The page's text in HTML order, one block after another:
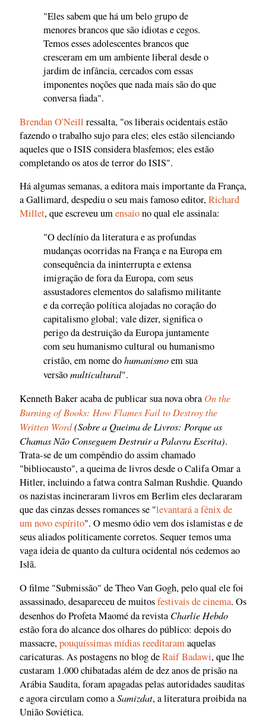
"Eles sabem que há um belo grupo de
menores brancos que são idiotas e cegos.
Temos esses adolescentes brancos que
cresceram em um ambiente liberal desde o
jardim de infância, cercados com essas
imponentes noções que nada mais são do que
conversa fiada".
Brendan O'Neill ressalta, "os liberais ocidentais estão
fazendo o trabalho sujo para eles; eles estão silenciando
aqueles que o ISIS considera blasfemos; eles estão
completando os atos de terror do ISIS".
Há algumas semanas, a editora mais importante da França,
a Gallimard, despediu o seu mais famoso editor,Richard
Millet, que escreveu umensaiono qual ele assinala:
"O declínio da literatura e as profundas
mudanças ocorridas na França e na Europa em
consequência da ininterrupta e extensa
imigração de fora da Europa, com seus
assustadores elementos do salafismo militante
e da correção política alojadas no coração do
capitalismo global; vale dizer, significa o
perigo da destruição da Europa juntamente
com seu humanismo cultural ou humanismo
cristão, em nome dohumanismoem sua
versãomulticultural".
Kenneth Baker acaba de publicar sua nova obra On the
Burning of Books: How Flames Fail to Destroy the
Written Word(Sobre a Queima de Livros: Porque as
Chamas Não Conseguem Destruir a Palavra Escrita).
Trata-se de um compêndio do assim chamado
"bibliocausto", a queima de livros desde o Califa Omar a
Hitler, incluindo a fatwa contra Salman Rushdie. Quando
os nazistas incineraram livros em Berlim eles declararam
que das cinzas desses romances se "levantará a fênix de
um novo espírito". O mesmo ódio vem dos islamistas e de
seus aliados politicamente corretos. Sequer temos uma
vaga ideia de quanto da cultura ocidental nós cedemos ao
Islã.
O filme "Submissão" de Theo Van Gogh, pelo qual ele foi
assassinado, desapareceu de muitosfestivais de cinema. Os
desenhos do Profeta Maomé da revista Charlie Hebdo
estão fora do alcance dos olhares do público: depois do
massacre,pouquíssimas mídias reeditaramaquelas
caricaturas. As postagens no blog deRaif Badawi, que lhe
custaram 1.000 chibatadas além de dez anos de prisão na
Arábia Saudita, foram apagadas pelas autoridades sauditas
e agora circulam como aSamizdat, a literatura proibida na
União Soviética.